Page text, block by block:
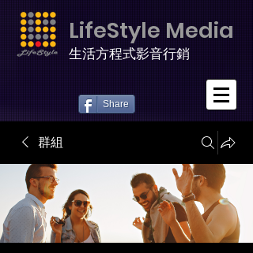
LifeStyle Media
生活方程式影音行銷
Share
群組